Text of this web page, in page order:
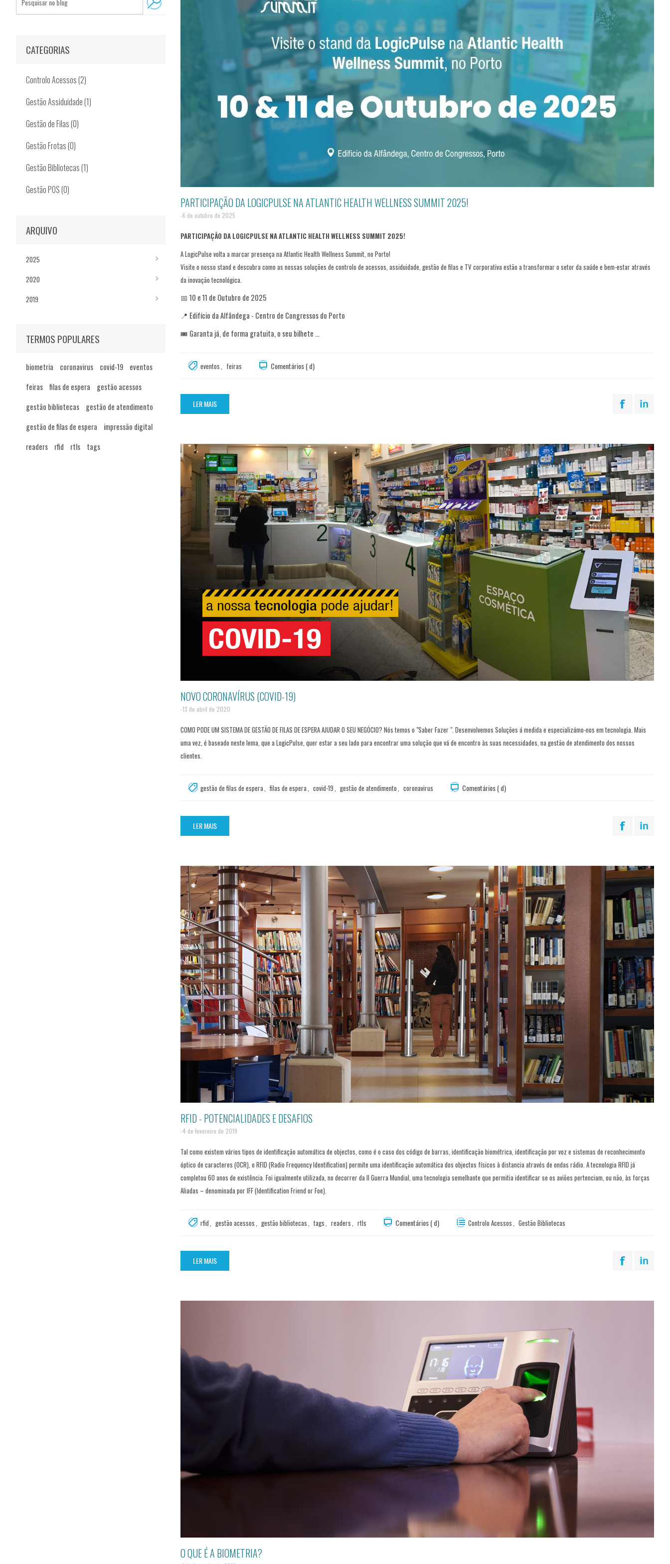
PARTICIPAÇÃO DA LOGICPULSE NA ATLANTIC HEALTH WELLNESS SUMMIT 2025!
-6 de outubro de 2025
PARTICIPAÇÃO DA LOGICPULSE NA ATLANTIC HEALTH WELLNESS SUMMIT 2025!
A LogicPulse volta a marcar presença na Atlantic Health Wellness Summit, no Porto!
Visite o nosso stand e descubra como as nossas soluções de controlo de acessos, assiduidade, gestão de filas e TV corporativa estão a transformar o setor da saúde e bem-estar através
da inovação tecnológica.
📅 10 e 11 de Outubro de 2025
📍 Edifício da Alfândega - Centro de Congressos do Porto
🎟️ Garanta já, de forma gratuita, o seu bilhete ...
eventos feiras Comentários ( d)
LER MAIS
NOVO CORONAVÍRUS (COVID-19)
-13 de abril de 2020
COMO PODE UM SISTEMA DE GESTÃO DE FILAS DE ESPERA AJUDAR O SEU NEGÓCIO? Nós temos o "Saber Fazer ". Desenvolvemos Soluções á medida e especializámo-nos em tecnologia. Mais
uma vez, é baseado neste lema, que a LogicPulse, quer estar a seu lado para encontrar uma solução que vá de encontro às suas necessidades, na gestão de atendimento dos nossos
clientes.
gestão de filas de espera filas de espera covid-19 gestão de atendimento coronavirus Comentários ( d)
LER MAIS
RFID - POTENCIALIDADES E DESAFIOS
-4 de fevereiro de 2019
Tal como existem vários tipos de identificação automática de objectos, como é o caso dos código de barras, identificação biométrica, identificação por voz e sistemas de reconhecimento
óptico de caracteres (OCR), o RFID (Radio Frequency Identification) permite uma identificação automática dos objectos físicos à distancia através de ondas rádio. A tecnologia RFID já
completou 60 anos de existência. Foi igualmente utilizada, no decorrer da II Guerra Mundial, uma tecnologia semelhante que permitia identificar se os aviões pertenciam, ou não, às forças
Aliadas – denominada por IFF (Identification Friend or Foe).
rfid gestão acessos gestão bibliotecas tags readers rtls Comentários ( d) Controlo Acessos Gestão Bibliotecas
LER MAIS
O QUE É A BIOMETRIA?
CATEGORIAS
Controlo Acessos (2)
Gestão Assiduidade (1)
Gestão de Filas (0)
Gestão Frotas (0)
Gestão Bibliotecas (1)
Gestão POS (0)
ARQUIVO
2025
2020
2019
TERMOS POPULARES
biometria coronavirus covid-19
eventos
feiras
filas de espera
gestão acessos
gestão bibliotecas
gestão de atendimento
gestão de filas de espera
impressão digital
readers
rfid rtls tags